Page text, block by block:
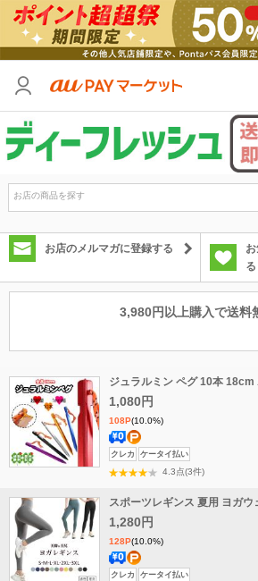
お店のメルマガに登録する
る
3,980円以上購入で送料
ジュラルミン ペグ 10本 18cm
1,080円
108P(10.0%)
送
料
料
ポ
イ
ト
増
量
クレカ ケータイ払い
4.3点(3件)
スポーツレギンス 夏用 ヨガウ
1,280円
128P(10.0%)
送
ポ
クレカ ケータイ払い